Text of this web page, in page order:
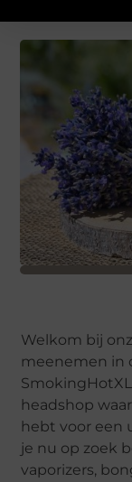
Welkom bij
meenemen in
headshop
hebt voor een
je nu op zoek
vaporizers,